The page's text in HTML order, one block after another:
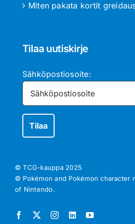
Miten pakata kortit
Tilaa uutiskirje
Sähköpostiosoite:
© TCG-kauppa 2025
© Pokémon and Pokémon character
of Nintendo.